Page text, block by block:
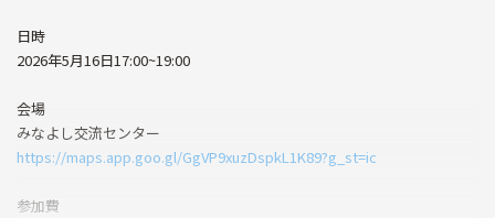
日時
2026年5月16日17:00~19:00
会場
みなよし交流センター
https://maps.app.goo.gl/GgVP9xuzDspkL1K89?g_st=ic
参加費